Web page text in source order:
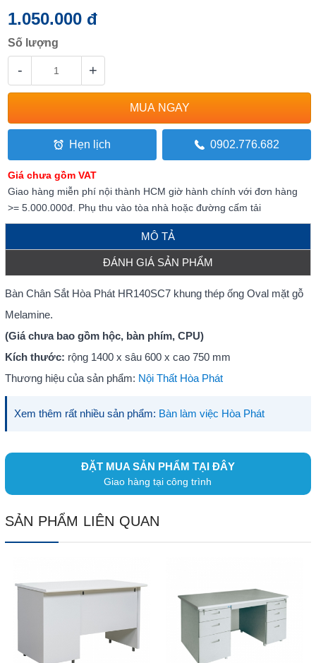
1.050.000 đ
Số lượng
- +
Hẹn lịch 0902.776.682
Giá chưa gồm VAT
Giao hàng miễn phí nội thành HCM giờ hành chính với đơn hàng
>= 5.000.000đ. Phụ thu vào tòa nhà hoặc đường cấm tải
MÔ TẢ
ĐÁNH GIÁ SẢN PHẨM
Bàn Chân Sắt Hòa Phát HR140SC7 khung thép ống Oval mặt gỗ
Melamine.
(Giá chưa bao gồm hộc, bàn phím, CPU)
Kích thước: rộng 1400 x sâu 600 x cao 750 mm
Thương hiệu của sản phẩm: Nội Thất Hòa Phát
Xem thêm rất nhiều sản phẩm: Bàn làm việc Hòa Phát
ĐẶT MUA SẢN PHẨM TẠI ĐÂY
Giao hàng tại công trình
SẢN PHẨM LIÊN QUAN